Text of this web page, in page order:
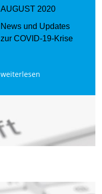
AUGUST 2020
News und Updates
zur COVID-19-Krise
weiterlesen